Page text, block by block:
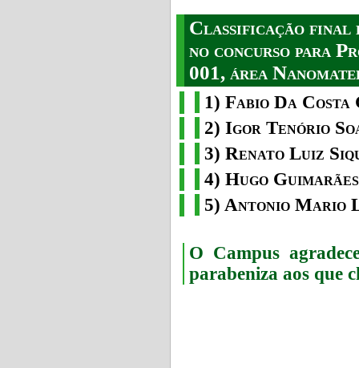
Classificação final
no concurso para
001, área
1) Fabio Da
2) Igor Tenório
3) Renato Luiz
4) Hugo
5) Antonio Mario
O Campus
parabeniza aos que